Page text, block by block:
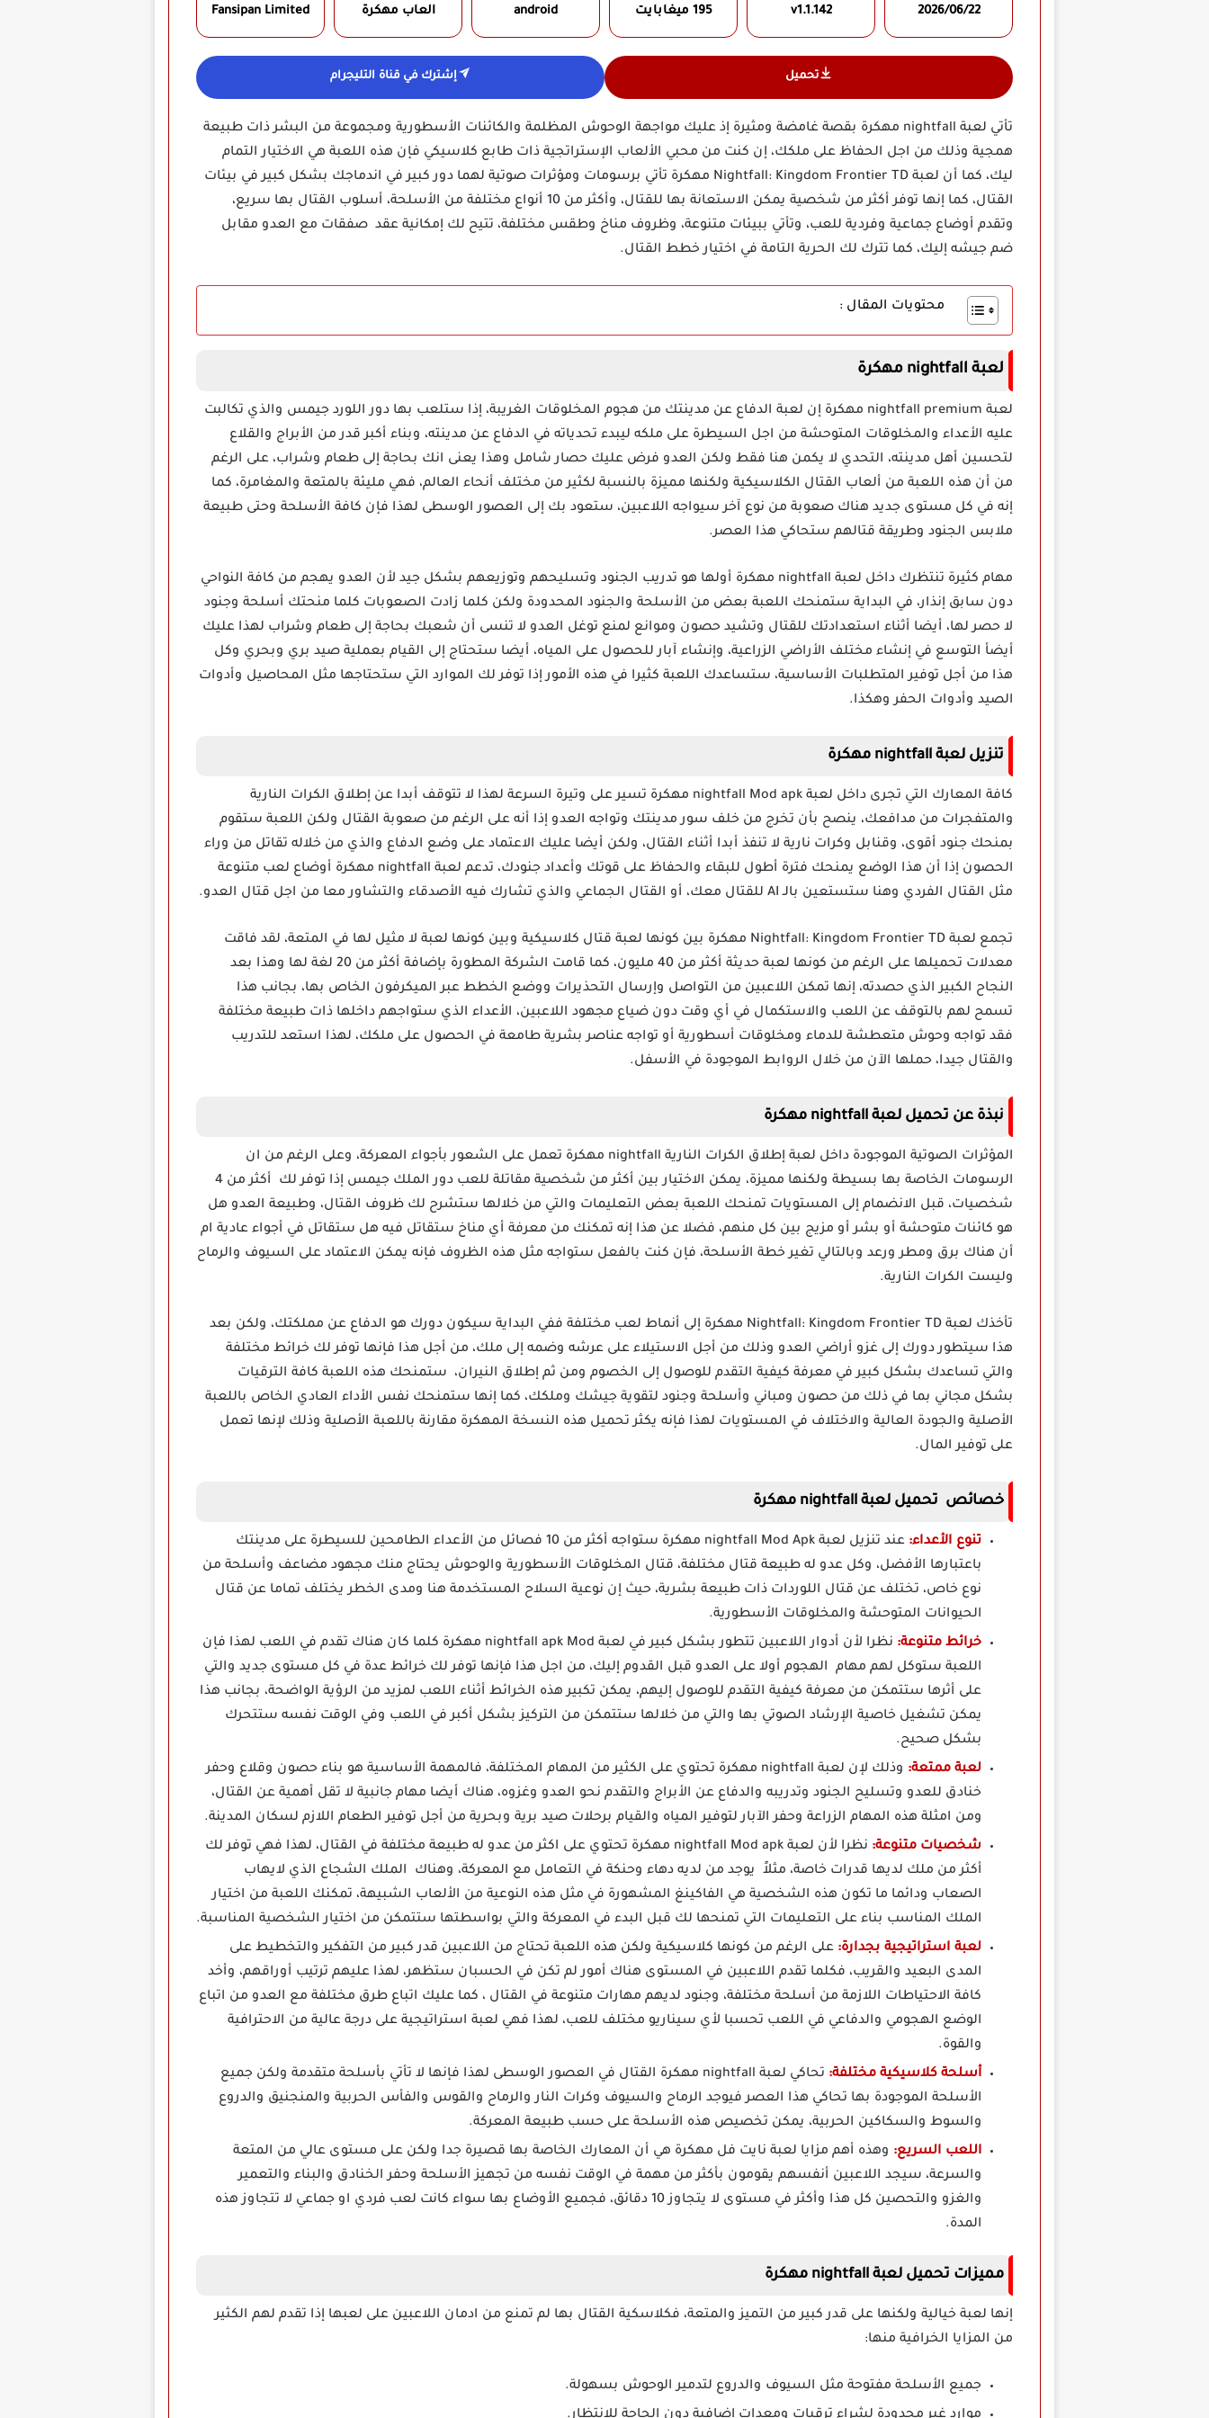
2026/06/22
v1.1.142 195 ميغابايت android العاب مهكرة Fansipan Limited‏
تحميل إشترك في قناة التليجرام
تأتي لعبة nightfall مهكرة بقصة غامضة ومثيرة إذ عليك مواجهة الوحوش المظلمة والكائنات الأسطورية ومجموعة من البشر ذات طبيعة
همجية وذلك من اجل الحفاظ على ملكك، إن كنت من محبي الألعاب الإستراتجية ذات طابع كلاسيكي فإن هذه اللعبة هي الاختيار التمام
ليك، كما أن لعبة Nightfall: Kingdom Frontier TD مهكرة تأتي برسومات ومؤثرات صوتية لهما دور كبير في اندماجك بشكل كبير في بيئات
القتال، كما إنها توفر أكثر من شخصية يمكن الاستعانة بها للقتال، وأكثر من 10 أنواع مختلفة من الأسلحة، أسلوب القتال بها سريع،
وتقدم أوضاع جماعية وفردية للعب، وتأتي ببيئات متنوعة، وظروف مناخ وطقس مختلفة، تتيح لك إمكانية عقد صفقات مع العدو مقابل
ضم جيشه إليك، كما تترك لك الحرية التامة في اختيار خطط القتال.
محتويات المقال :
لعبة nightfall مهكرة
لعبة nightfall premium مهكرة إن لعبة الدفاع عن مدينتك من هجوم المخلوقات الغريبة، إذا ستلعب بها دور اللورد جيمس والذي تكالبت
عليه الأعداء والمخلوقات المتوحشة من اجل السيطرة على ملكه ليبدء تحدياته في الدفاع عن مدينته، وبناء أكبر قدر من الأبراج والقلاع
لتحسين أهل مدينته، التحدي لا يكمن هنا فقط ولكن العدو فرض عليك حصار شامل وهذا يعنى انك بحاجة إلى طعام وشراب، على الرغم
من أن هذه اللعبة من ألعاب القتال الكلاسيكية ولكنها مميزة بالنسبة لكثير من مختلف أنحاء العالم، فهي مليئة بالمتعة والمغامرة، كما
إنه في كل مستوى جديد هناك صعوبة من نوع آخر سيواجه اللاعبين، ستعود بك إلى العصور الوسطى لهذا فإن كافة الأسلحة وحتى طبيعة
ملابس الجنود وطريقة قتالهم ستحاكي هذا العصر.
مهام كثيرة تنتظرك داخل لعبة nightfall مهكرة أولها هو تدريب الجنود وتسليحهم وتوزيعهم بشكل جيد لأن العدو يهجم من كافة النواحي
دون سابق إنذار، في البداية ستمنحك اللعبة بعض من الأسلحة والجنود المحدودة ولكن كلما زادت الصعوبات كلما منحتك أسلحة وجنود
لا حصر لها، أيضا أثناء استعدادتك للقتال وتشيد حصون وموانع لمنع توغل العدو لا تنسى أن شعبك بحاجة إلى طعام وشراب لهذا عليك
أيضأ التوسع في إنشاء مختلف الأراضي الزراعية، وإنشاء آبار للحصول على المياه، أيضا ستحتاج إلى القيام بعملية صيد بري وبحري وكل
هذا من أجل توفير المتطلبات الأساسية، ستساعدك اللعبة كثيرا في هذه الأمور إذا توفر لك الموارد التي ستحتاجها مثل المحاصيل وأدوات
الصيد وأدوات الحفر وهكذا.
تنزيل لعبة nightfall مهكرة
كافة المعارك التي تجرى داخل لعبة nightfall Mod apk مهكرة تسير على وتيرة السرعة لهذا لا تتوقف أبدا عن إطلاق الكرات النارية
والمتفجرات من مدافعك، ينصح بأن تخرج من خلف سور مدينتك وتواجه العدو إذا أنه على الرغم من صعوبة القتال ولكن اللعبة ستقوم
بمنحك جنود أقوى، وقنابل وكرات نارية لا تنفذ أبدا أثناء القتال، ولكن أيضا عليك الاعتماد على وضع الدفاع والذي من خلاله تقاتل من وراء
الحصون إذا أن هذا الوضع يمنحك فترة أطول للبقاء والحفاظ على قوتك وأعداد جنودك، تدعم لعبة nightfall مهكرة أوضاع لعب متنوعة
مثل القتال الفردي وهنا ستستعين بالـ AI للقتال معك، أو القتال الجماعي والذي تشارك فيه الأصدقاء والتشاور معا من اجل قتال العدو.
تجمع لعبة Nightfall: Kingdom Frontier TD مهكرة بين كونها لعبة قتال كلاسيكية وبين كونها لعبة لا مثيل لها في المتعة، لقد فاقت
معدلات تحميلها على الرغم من كونها لعبة حديثة أكثر من 40 مليون، كما قامت الشركة المطورة بإضافة أكثر من 20 لغة لها وهذا بعد
النجاح الكبير الذي حصدته، إنها تمكن اللاعبين من التواصل وإرسال التحذيرات ووضع الخطط عبر الميكرفون الخاص بها، بجانب هذا
تسمح لهم بالتوقف عن اللعب والاستكمال في أي وقت دون ضياع مجهود اللاعبين، الأعداء الذي ستواجهم داخلها ذات طبيعة مختلفة
فقد تواجه وحوش متعطشة للدماء ومخلوقات أسطورية أو تواجه عناصر بشرية طامعة في الحصول على ملكك، لهذا استعد للتدريب
والقتال جيدا، حملها الآن من خلال الروابط الموجودة في الأسفل.
نبذة عن تحميل لعبة nightfall مهكرة
المؤثرات الصوتية الموجودة داخل لعبة إطلاق الكرات النارية nightfall مهكرة تعمل على الشعور بأجواء المعركة، وعلى الرغم من ان
الرسومات الخاصة بها بسيطة ولكنها مميزة، يمكن الاختيار بين أكثر من شخصية مقاتلة للعب دور الملك جيمس إذا توفر لك أكثر من 4
شخصيات، قبل الانضمام إلى المستويات تمنحك اللعبة بعض التعليمات والتي من خلالها ستشرح لك ظروف القتال، وطبيعة العدو هل
هو كائنات متوحشة أو بشر أو مزيج بين كل منهم، فضلا عن هذا إنه تمكنك من معرفة أي مناخ ستقاتل فيه هل ستقاتل في أجواء عادية ام
أن هناك برق ومطر ورعد وبالتالي تغير خطة الأسلحة، فإن كنت بالفعل ستواجه مثل هذه الظروف فإنه يمكن الاعتماد على السيوف والرماح
وليست الكرات النارية.
تأخذك لعبة Nightfall: Kingdom Frontier TD مهكرة إلى أنماط لعب مختلفة ففي البداية سيكون دورك هو الدفاع عن مملكتك، ولكن بعد
هذا سيتطور دورك إلى غزو أراضي العدو وذلك من أجل الاستيلاء على عرشه وضمه إلى ملك، من أجل هذا فإنها توفر لك خرائط مختلفة
والتي تساعدك بشكل كبير في معرفة كيفية التقدم للوصول إلى الخصوم ومن ثم إطلاق النيران، ستمنحك هذه اللعبة كافة الترقيات
بشكل مجاني بما في ذلك من حصون ومباني وأسلحة وجنود لتقوية جيشك وملكك، كما إنها ستمنحك نفس الأداء العادي الخاص باللعبة
الأصلية والجودة العالية والاختلاف في المستويات لهذا فإنه يكثر تحميل هذه النسخة المهكرة مقارنة باللعبة الأصلية وذلك لإنها تعمل
على توفير المال.
خصائص تحميل لعبة nightfall مهكرة
تنوع الأعداء:
عند تنزيل لعبة nightfall Mod Apk مهكرة ستواجه أكثر من 10 فصائل من الأعداء الطامحين للسيطرة على مدينتك
باعتبارها الأفضل، وكل عدو له طبيعة قتال مختلفة، قتال المخلوقات الأسطورية والوحوش يحتاج منك مجهود مضاعف وأسلحة من
نوع خاص، تختلف عن قتال اللوردات ذات طبيعة بشرية، حيث إن نوعية السلاح المستخدمة هنا ومدى الخطر يختلف تماما عن قتال
الحيوانات المتوحشة والمخلوقات الأسطورية.
خرائط متنوعة:
نظرا لأن أدوار اللاعبين تتطور بشكل كبير في لعبة nightfall apk Mod مهكرة كلما كان هناك تقدم في اللعب لهذا فإن
اللعبة ستوكل لهم مهام الهجوم أولا على العدو قبل القدوم إليك، من اجل هذا فإنها توفر لك خرائط عدة في كل مستوى جديد والتي
على أثرها ستتمكن من معرفة كيفية التقدم للوصول إليهم، يمكن تكبير هذه الخرائط أثناء اللعب لمزيد من الرؤية الواضحة، بجانب هذا
يمكن تشغيل خاصية الإرشاد الصوتي بها والتي من خلالها ستتمكن من التركيز بشكل أكبر في اللعب وفي الوقت نفسه ستتحرك
بشكل صحيح.
لعبة ممتعة:
وذلك لإن لعبة nightfall مهكرة تحتوي على الكثير من المهام المختلفة، فالمهمة الأساسية هو بناء حصون وقلاع وحفر
خنادق للعدو وتسليح الجنود وتدريبه والدفاع عن الأبراج والتقدم نحو العدو وغزوه، هناك أيضا مهام جانبية لا تقل أهمية عن القتال،
ومن امثلة هذه المهام الزراعة وحفر الآبار لتوفير المياه والقيام برحلات صيد برية وبحرية من أجل توفير الطعام اللازم لسكان المدينة.
شخصيات متنوعة:
نظرا لأن لعبة nightfall Mod apk مهكرة تحتوي على اكثر من عدو له طبيعة مختلفة في القتال، لهذا فهي توفر لك
أكثر من ملك لديها قدرات خاصة، مثلاً يوجد من لديه دهاء وحنكة في التعامل مع المعركة، وهناك الملك الشجاع الذي لايهاب
الصعاب ودائما ما تكون هذه الشخصية هي الفاكينغ المشهورة في مثل هذه النوعية من الألعاب الشبيهة، تمكنك اللعبة من اختيار
الملك المناسب بناء على التعليمات التي تمنحها لك قبل البدء في المعركة والتي بواسطتها ستتمكن من اختيار الشخصية المناسبة.
لعبة استراتيجية بجدارة: على الرغم من كونها كلاسيكية ولكن هذه اللعبة تحتاج من اللاعبين قدر كبير من التفكير والتخطيط على
المدى البعيد والقريب، فكلما تقدم اللاعبين في المستوى هناك أمور لم تكن في الحسبان ستظهر، لهذا عليهم ترتيب أوراقهم، وأخد
كافة الاحتياطات اللازمة من أسلحة مختلفة، وجنود لديهم مهارات متنوعة في القتال ، كما عليك اتباع طرق مختلفة مع العدو من اتباع
الوضع الهجومي والدفاعي في اللعب تحسبا لأي سيناريو مختلف للعب، لهذا فهي لعبة استراتيجية على درجة عالية من الاحترافية
والقوة.
أسلحة كلاسيكية مختلفة:
تحاكي لعبة nightfall مهكرة القتال في العصور الوسطى لهذا فإنها لا تأتي بأسلحة متقدمة ولكن جميع
الأسلحة الموجودة بها تحاكي هذا العصر فيوجد الرماح والسيوف وكرات النار والرماح والقوس والفأس الحربية والمنجنيق والدروع
والسوط والسكاكين الحربية، يمكن تخصيص هذه الأسلحة على حسب طبيعة المعركة.
اللعب السريع: وهذه أهم مزايا لعبة نايت فل مهكرة هي أن المعارك الخاصة بها قصيرة جدا ولكن على مستوى عالي من المتعة
والسرعة، سيجد اللاعبين أنفسهم يقومون بأكثر من مهمة في الوقت نفسه من تجهيز الأسلحة وحفر الخنادق والبناء والتعمير
والغزو والتحصين كل هذا وأكثر في مستوى لا يتجاوز 10 دقائق، فجميع الأوضاع بها سواء كانت لعب فردي او جماعي لا تتجاوز هذه
المدة.
مميزات تحميل لعبة nightfall مهكرة
إنها لعبة خيالية ولكنها على قدر كبير من التميز والمتعة، فكلاسكية القتال بها لم تمنع من ادمان اللاعبين على لعبها إذا تقدم لهم الكثير
من المزايا الخرافية منها:
جميع الأسلحة مفتوحة مثل السيوف والدروع لتدمير الوحوش بسهولة.